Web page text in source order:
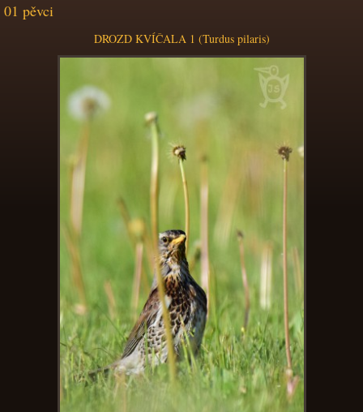
01 pěvci
DROZD KVÍČALA 1 (Turdus pilaris)